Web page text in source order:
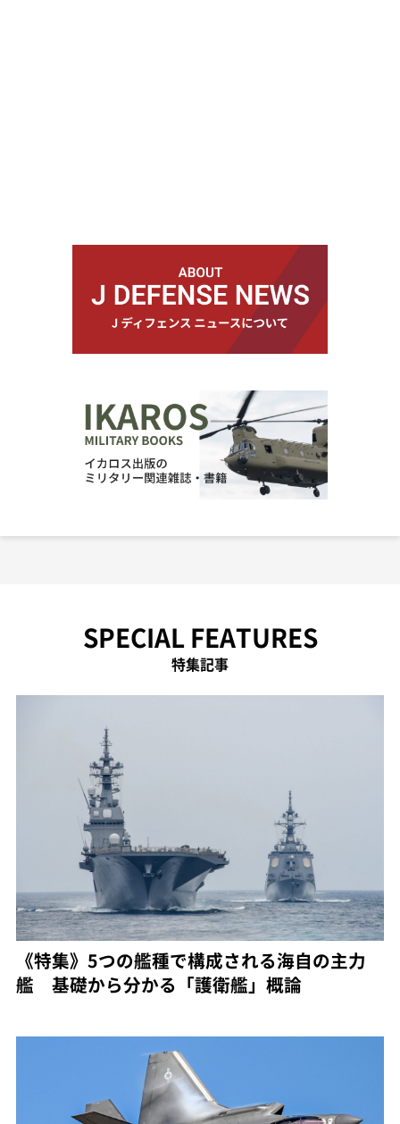
SPECIAL FEATURES
特集記事
《特集》5つの艦種で構成される海自の主力
艦 基礎から分かる「護衛艦」概論